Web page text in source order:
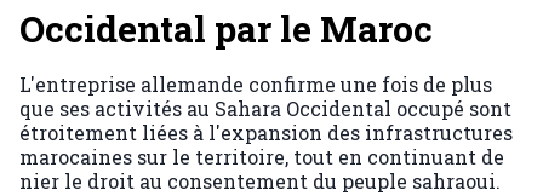
Occidental par le Maroc
L'entreprise allemande confirme une fois de plus
que ses activités au Sahara Occidental occupé sont
étroitement liées à l'expansion des infrastructures
marocaines sur le territoire, tout en continuant de
nier le droit au consentement du peuple sahraoui.